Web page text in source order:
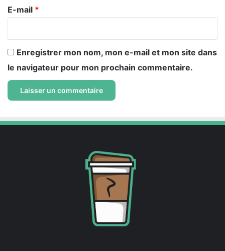
e
E-mail *
Enregistrer mon nom, mon e-mail et mon site dans
le navigateur pour mon prochain commentaire.